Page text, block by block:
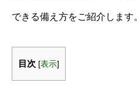
できる備え方をご紹介します。
目次 [表示]